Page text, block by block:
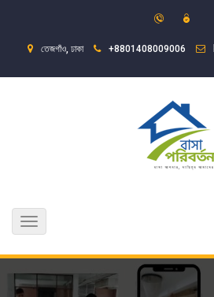
তেজগাঁও, ঢাকা +8801408009006
Toggle
navigation